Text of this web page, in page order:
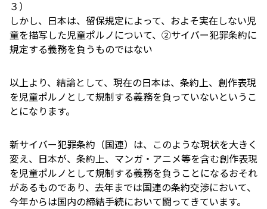
３）
しかし、日本は、留保規定によって、およそ実在しない児
童を描写した児童ポルノについて、②サイバー犯罪条約に
規定する義務を負うものではない
以上より、結論として、現在の日本は、条約上、創作表現
を児童ポルノとして規制する義務を負っていないというこ
とになります。
新サイバー犯罪条約（国連）は、このような現状を大きく
変え、日本が、条約上、マンガ・アニメ等を含む創作表現
を児童ポルノとして規制する義務を負うことになるおそれ
があるものであり、去年までは国連の条約交渉において、
今年からは国内の締結手続において闘ってきています。